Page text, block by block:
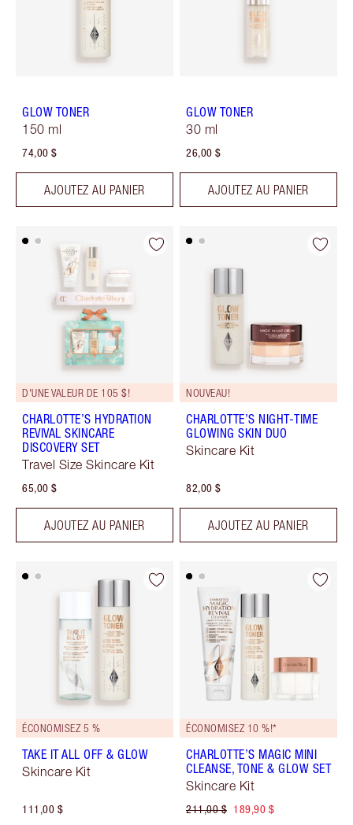
GLOW TONER
150 ml
74,00 $
AJOUTEZ AU PANIER
GLOW TONER
30 ml
26,00 $
AJOUTEZ AU PANIER
D'UNE VALEUR DE 105 $!
CHARLOTTE’S HYDRATION
REVIVAL SKINCARE
DISCOVERY SET
Travel Size Skincare Kit
65,00 $
AJOUTEZ AU PANIER
NOUVEAU!
CHARLOTTE’S NIGHT-TIME
GLOWING SKIN DUO
Skincare Kit
82,00 $
AJOUTEZ AU PANIER
ÉCONOMISEZ 5 %
TAKE IT ALL OFF & GLOW
Skincare Kit
111,00 $
ÉCONOMISEZ 10 %!*
CHARLOTTE’S MAGIC MINI
CLEANSE, TONE & GLOW SET
Skincare Kit
211,00 $ 189,90 $